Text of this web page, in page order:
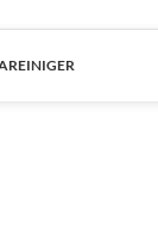
REINIGER